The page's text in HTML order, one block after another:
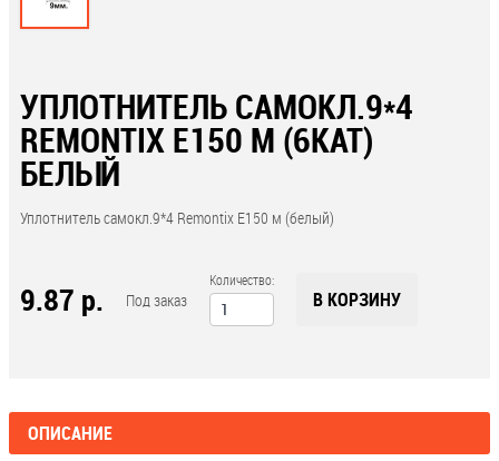
УПЛОТНИТЕЛЬ САМОКЛ.9*4
REMONTIX E150 М (6КАТ)
БЕЛЫЙ
Уплотнитель самокл.9*4 Remontix E150 м (белый)
9.87 р. Под заказ
Количество:
В КОРЗИНУ
ОПИСАНИЕ